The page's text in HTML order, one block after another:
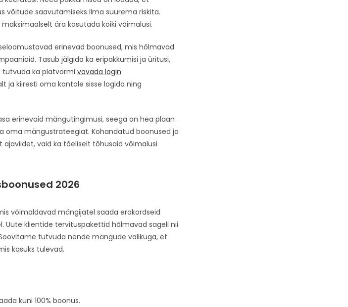
võitude saavutamiseks ilma suurema riskita.
ära kasutada kõiki võimalusi.
erinevad boonused, mis hõlmavad
Tasub jälgida ka eripakkumisi ja üritusi,
tutvuda ka platvormi vavada login
ja kiiresti oma kontole sisse logida ning
erinevaid mängutingimusi, seega on hea plaan
oma mängustrateegiat. Kohandatud boonused ja
vaid ka tõeliselt tõhusaid võimalusi
2026
võimaldavad mängijatel saada erakordseid
Uute klientide tervituspakettid hõlmavad sageli nii
tutvuda nende mängude valikuga, et
kasuks tulevad.
kuni 100% boonus.